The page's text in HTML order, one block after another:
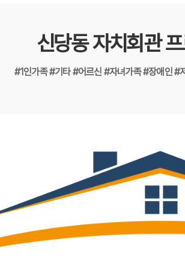
신당동 자치회관
#1인가족#기타#어르신#자녀가족#장애인#